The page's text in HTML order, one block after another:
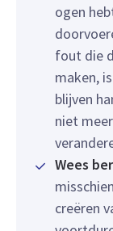
ogen
fout die
maken,
blijven
niet
Wees
creëren